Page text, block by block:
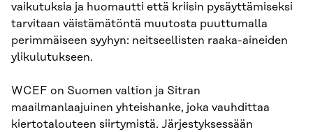
vaikutuksia ja huomautti että kriisin pysäyttämiseksi
tarvitaan väistämätöntä muutosta puuttumalla
perimmäiseen syyhyn: neitseellisten raaka-aineiden
ylikulutukseen.
WCEF on Suomen valtion ja Sitran
maailmanlaajuinen yhteishanke, joka vauhdittaa
kiertotalouteen siirtymistä. Järjestyksessään